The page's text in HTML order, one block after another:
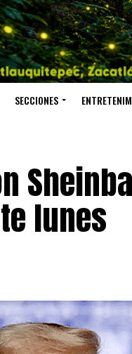
SECCIONES
lunes